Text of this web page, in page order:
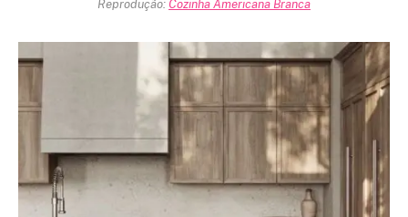
Reprodução: Cozinha Americana Branca